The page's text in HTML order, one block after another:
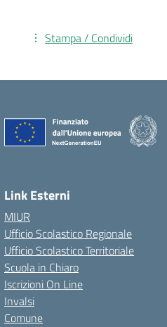
Stampa / Condividi
Link Esterni
MIUR
Ufficio Scolastico Regionale
Ufficio Scolastico Territoriale
Scuola in Chiaro
Iscrizioni On Line
Invalsi
Comune